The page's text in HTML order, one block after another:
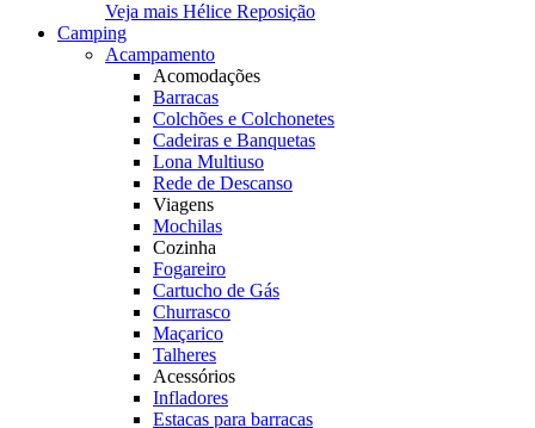
Veja mais Hélice Reposição
Camping
Acampamento
Acomodações
Barracas
Colchões e Colchonetes
Cadeiras e Banquetas
Lona Multiuso
Rede de Descanso
Viagens
Mochilas
Cozinha
Fogareiro
Cartucho de Gás
Churrasco
Maçarico
Talheres
Acessórios
Infladores
Estacas para barracas